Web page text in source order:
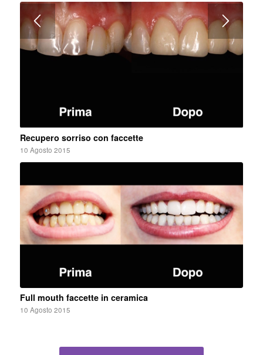
Recupero sorriso con faccette
10 Agosto 2015
Full mouth faccette in ceramica
10 Agosto 2015